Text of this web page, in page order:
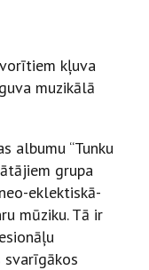
kļuva
muzikālā
albumu “Tunku
grupa
eklektiskā-
mūziku. Tā ir
svarīgākos